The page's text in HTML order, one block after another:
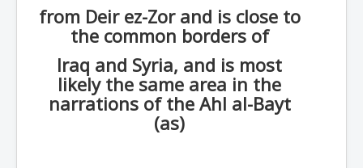
from Deir ez-Zor and is close to
the common borders of
Iraq and Syria, and is most
likely the same area in the
narrations of the Ahl al-Bayt
(as)